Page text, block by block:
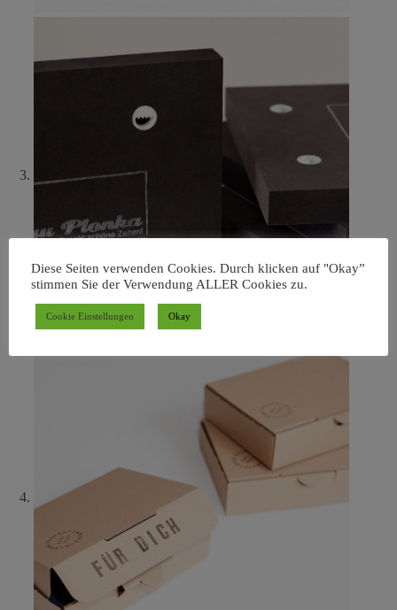
Diese Seiten verwenden Cookies. Durch klicken auf "Okay”
stimmen Sie der Verwendung ALLER Cookies zu.
Cookie Einstellungen Okay